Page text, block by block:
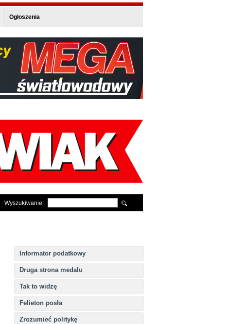
Ogłoszenia
Wyszukiwanie:
Informator podatkowy
Druga strona medalu
Tak to widzę
Felieton posła
Zrozumieć politykę